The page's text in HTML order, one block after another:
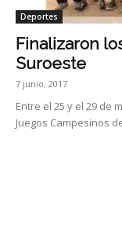
Deportes
Finalizaron
Suroeste
7 junio, 2017
Entre el 25 y el 29 de
Juegos Campesinos